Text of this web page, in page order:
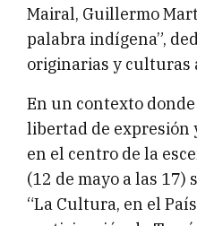
Mairal, Guillermo
palabra indígena”,
originarias y culturas
En un contexto
libertad de expresión
en el centro de la
(12 de mayo a las 17)
“La Cultura, en el